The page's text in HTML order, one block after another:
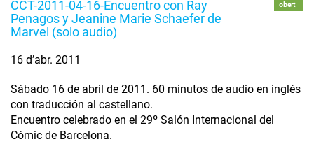
CCT-2011-04-16-Encuentro con Ray
Penagos y Jeanine Marie Schaefer de
Marvel (solo audio)
obert
16 d’abr. 2011
Sábado 16 de abril de 2011. 60 minutos de audio en inglés
con traducción al castellano.
Encuentro celebrado en el 29º Salón Internacional del
Cómic de Barcelona.